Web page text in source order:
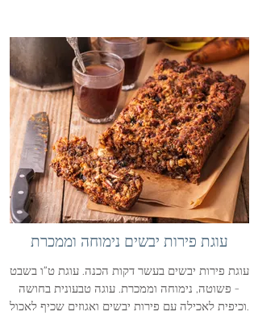
עוגת פירות יבשים נימוחה וממכרת
עוגת פירות יבשים בעשר דקות הכנה. עוגת ט"ו בשבט
- פשוטה, נימוחה וממכרת. עוגה טבעונית בחושה
וכיפית לאכילה עם פירות יבשים ואגוזים שכיף לאכול.